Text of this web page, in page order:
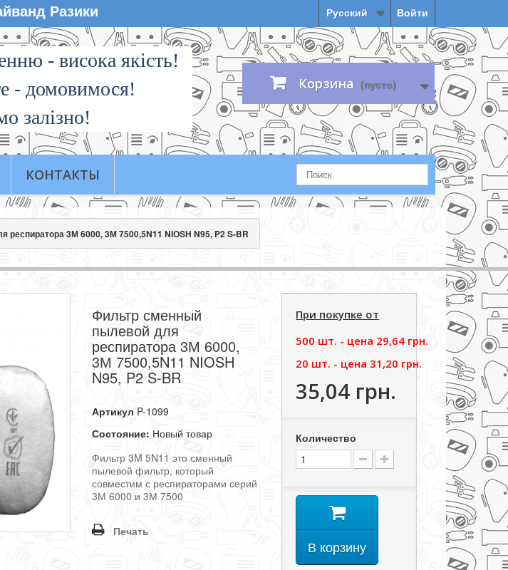
Войти
Русский
Разики
- висока якiсть!
- домовимося!
залізно!
Корзина (пусто)
КОНТАКТЫ
3М 6000, 3М 7500,5N11 NIOSH N95, P2 S-BR
Фильтр сменный
пылевой для
респиратора 3М 6000,
3М 7500,5N11 NIOSH
N95, P2 S-BR
Артикул P-1099
Состояние: Новый товар
Фильтр 3M 5N11 это сменный
пылевой фильтр, который
совместим с респираторами серий
3М 6000 и 3М 7500
Печать
При покупке от
500 шт. - цена 29,64 грн.
20 шт. - цена31,20 грн.
35,04 грн.
Количество
В корзину